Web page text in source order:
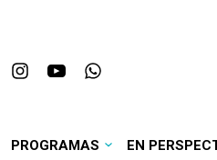
PROGRAMAS EN